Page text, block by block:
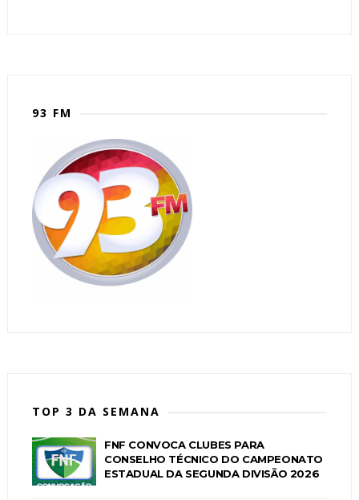
93 FM
TOP 3 DA SEMANA
FNF CONVOCA CLUBES PARA
CONSELHO TÉCNICO DO CAMPEONATO
ESTADUAL DA SEGUNDA DIVISÃO 2026